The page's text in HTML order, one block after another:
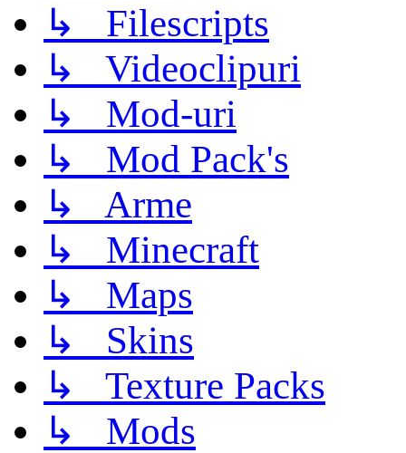
↳ Filescripts
↳ Videoclipuri
↳ Mod-uri
↳ Mod Pack's
↳ Arme
↳ Minecraft
↳ Maps
↳ Skins
↳ Texture Packs
↳ Mods